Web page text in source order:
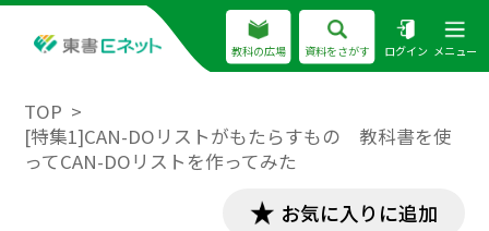
教科の広場 資料をさがす ログイン メニュー
TOP
[特集1]CAN-DOリストがもたらすもの 教科書を使
ってCAN-DOリストを作ってみた
お気に入りに追加